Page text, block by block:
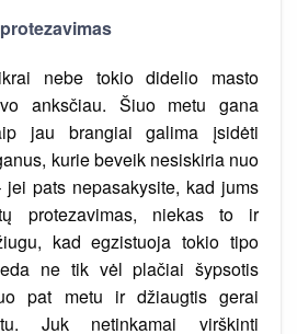
nebe tokio didelio masto
anksčiau. Šiuo metu gana
jau brangiai galima įsidėti
kurie beveik nesiskiria nuo
pats nepasakysite, kad jums
protezavimas, niekas to ir
kad egzistuoja tokio tipo
ne tik vėl plačiai šypsotis
pat metu ir džiaugtis gerai
Juk netinkamai virškinti